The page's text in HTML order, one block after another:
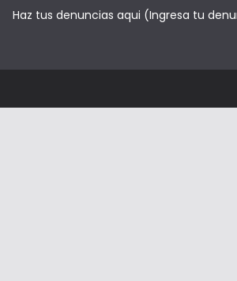
Haz tus denuncias aqui (Ingresa tu